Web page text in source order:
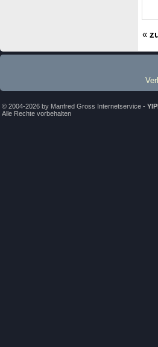
«
© 2004-2026 by Manfred Gross Internetservice -
Alle Rechte vorbehalten